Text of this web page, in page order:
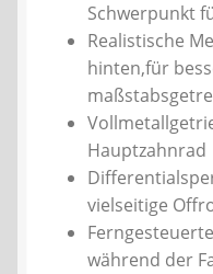
Schwerpunkt
Realistische
hinten,für
Hauptzahnrad
vielseitige
während der